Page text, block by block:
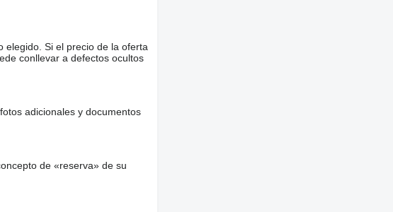
elegido. Si el precio de la oferta
conllevar a defectos ocultos
adicionales y documentos
de «reserva» de su